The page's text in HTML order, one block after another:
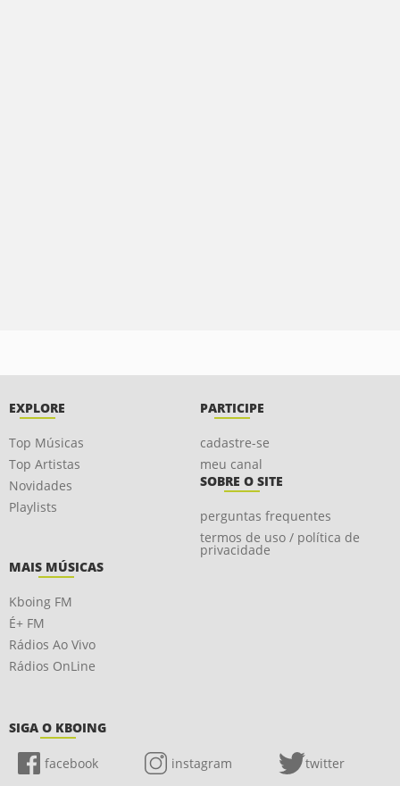
EXPLORE
Top Músicas
Top Artistas
Novidades
Playlists
PARTICIPE
cadastre-se
meu canal
SOBRE O SITE
perguntas frequentes
termos de uso / política de
privacidade
MAIS MÚSICAS
Kboing FM
É+ FM
Rádios Ao Vivo
Rádios OnLine
SIGA O KBOING
facebook instagram twitter